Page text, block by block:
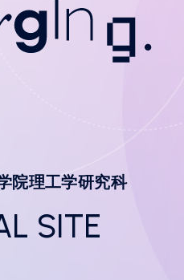
院理工学研究科
SITE